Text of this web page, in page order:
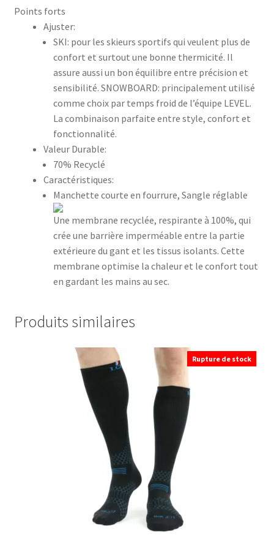
Points forts
Ajuster:
SKI: pour les skieurs sportifs qui veulent plus de
confort et surtout une bonne thermicité. Il
assure aussi un bon équilibre entre précision et
sensibilité. SNOWBOARD: principalement utilisé
comme choix par temps froid de l’équipe LEVEL.
La combinaison parfaite entre style, confort et
fonctionnalité.
Valeur Durable:
70% Recyclé
Caractéristiques:
Manchette courte en fourrure, Sangle réglable
Une membrane recyclée, respirante à 100%, qui
crée une barrière imperméable entre la partie
extérieure du gant et les tissus isolants. Cette
membrane optimise la chaleur et le confort tout
en gardant les mains au sec.
Produits similaires
Rupture de stock